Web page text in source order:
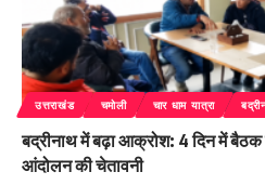
उत्तराखंड चमोली चार धाम यात्रा
बद्रीनाथ में बढ़ा आक्रोश: 4 दिन में
आंदोलन की चेतावनी